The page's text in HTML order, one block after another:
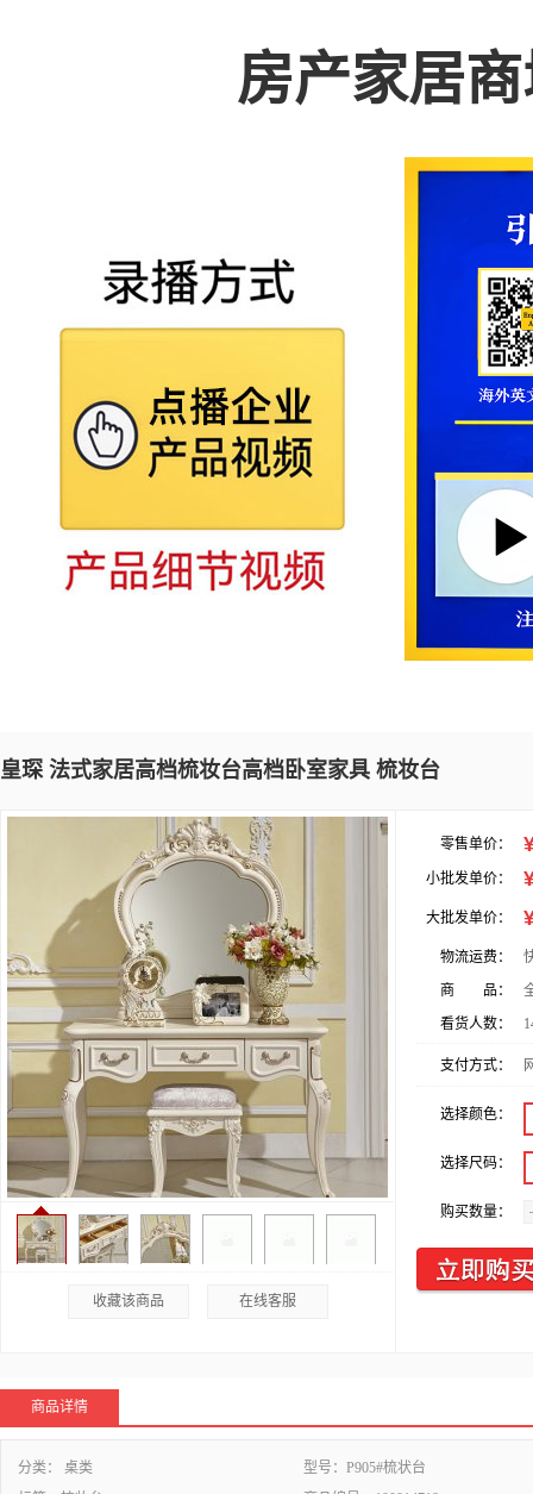
房产家居
皇琛 法式家居高档梳妆台高档卧室家具 梳妆台
收藏该商品 在线客服
零售单价：
小批发单价：
大批发单价：
物流运费：
商 品：
看货人数：
支付方式：
选择颜色：
选择尺码：
购买数量：
商品详情
分类： 桌类 型号： P905#梳状台